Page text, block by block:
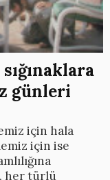
günleri
için hala
için ise
her türlü